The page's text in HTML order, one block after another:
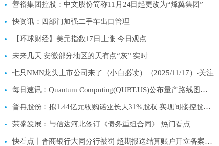
善裕集团控股：中文股份简称11月24日起更改为“烽翼集团”
快资讯：四部门加强二手车出口管理
【环球财经】美元指数17日上涨 今日观点
未来几天 安徽部分地区的天有点“灰” 实时
七只NMN龙头上市公司来了（小白必读）（2025/11/17）-关注
每日速讯：Quantum Computing(QUBT.US)公布量产路线图并获15亿美元融资，股价盘前大涨
普冉股份：拟1.44亿元收购诺亚长天31%股权 实现间接控股高性能闪存公司SHM|热点聚焦
荣盛发展：与信达河北签订《债务重组合同》 热门看点
快看点丨晋商银行大同分行被罚 超期报送结算账户开立备案资料